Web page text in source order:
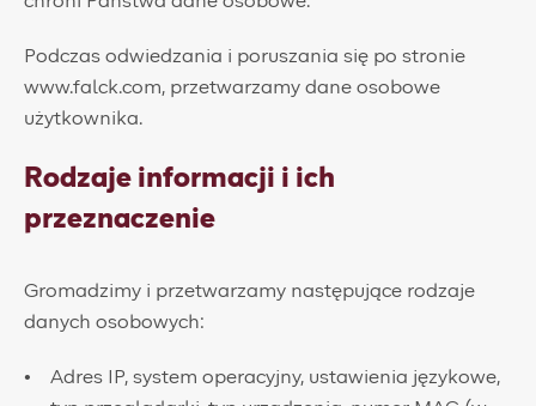
Podczas odwiedzania i poruszania się po stronie
www.falck.com, przetwarzamy dane osobowe
użytkownika.
Rodzaje informacji i ich
przeznaczenie
Gromadzimy i przetwarzamy następujące rodzaje
danych osobowych:
​Adres IP, system operacyjny, ustawienia językowe,